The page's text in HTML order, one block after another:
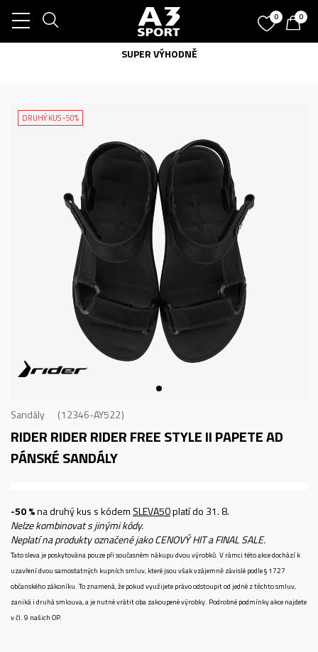
0 0
DRUHÝ KUS -50%
Sandály 12346-AY522
RIDER RIDER RIDER FREE STYLE II PAPETE AD
PÁNSKÉ SANDÁLY
-50 %na druhý kus s kódem SLEVA50platí do 31. 8.
Nelze kombinovat s jinými kódy.
Neplatí na produkty označené jako CENOVÝ HIT a FINAL SALE.
Tato sleva je poskytována pouze při současném nákupu dvou výrobků. V rámci této akce dochází k
uzavření dvou samostatných kupních smluv, které jsou však vzájemně závislé podle § 1727
občanského zákoníku. To znamená, že pokud využijete právo odstoupit od jedné z těchto smluv,
zaniká i druhá smlouva, a je nutné vrátit oba zakoupené výrobky. Podrobné podmínky akce najdete
v čl. 9 našich OP.